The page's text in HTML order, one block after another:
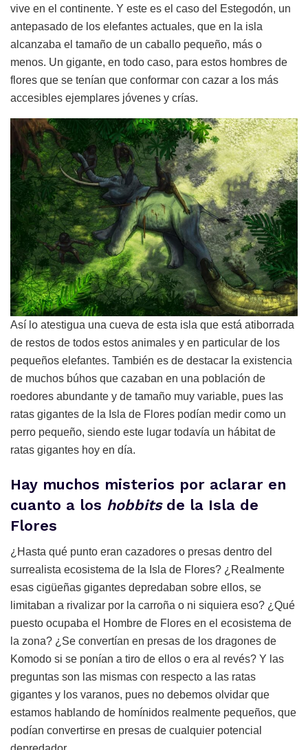
vive en el continente. Y este es el caso del Estegodón, un
antepasado de los elefantes actuales, que en la isla
alcanzaba el tamaño de un caballo pequeño, más o
menos. Un gigante, en todo caso, para estos hombres de
flores que se tenían que conformar con cazar a los más
accesibles ejemplares jóvenes y crías.
Así lo atestigua una cueva de esta isla que está atiborrada
de restos de todos estos animales y en particular de los
pequeños elefantes. También es de destacar la existencia
de muchos búhos que cazaban en una población de
roedores abundante y de tamaño muy variable, pues las
ratas gigantes de la Isla de Flores podían medir como un
perro pequeño, siendo este lugar todavía un hábitat de
ratas gigantes hoy en día.
Hay muchos misterios por aclarar en
cuanto a los hobbitsde la Isla de
Flores
¿Hasta qué punto eran cazadores o presas dentro del
surrealista ecosistema de la Isla de Flores? ¿Realmente
esas cigüeñas gigantes depredaban sobre ellos, se
limitaban a rivalizar por la carroña o ni siquiera eso? ¿Qué
puesto ocupaba el Hombre de Flores en el ecosistema de
la zona? ¿Se convertían en presas de los dragones de
Komodo si se ponían a tiro de ellos o era al revés? Y las
preguntas son las mismas con respecto a las ratas
gigantes y los varanos, pues no debemos olvidar que
estamos hablando de homínidos realmente pequeños, que
podían convertirse en presas de cualquier potencial